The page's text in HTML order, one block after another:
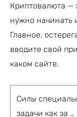
Криптовалюта —
нужно начинать
Главное,
вводите свой
каком сайте.
Силы
задачи как за